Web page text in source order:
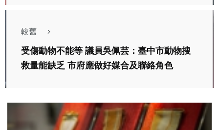
較舊
受傷動物不能等 議員吳佩芸：臺中市動物搜
救量能缺乏 市府應做好媒合及聯絡角色